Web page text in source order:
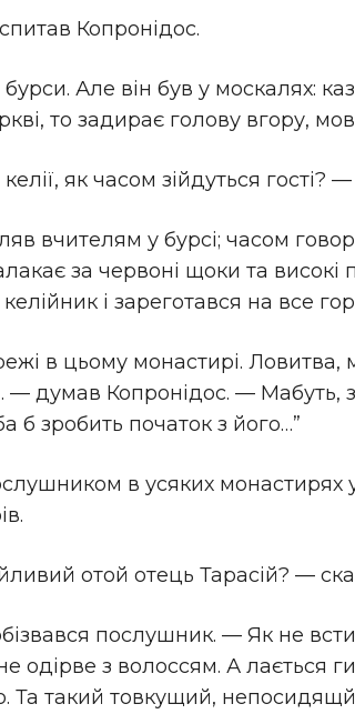
Копронідос.
Але він був у москалях:
то задирає голову вгору,
як часом зійдуться гості?
вчителям у бypci; часом
за червоні щоки та високі
i зареготався на все
в цьому монастирі. Ловитва,
— думав Копронідос. — Мабуть,
б зробить початок з його…”
в усяких монастирях
отой отець Тарасій? —
послушник. — Як не
одірве з волоссям. А лається
такий товкущий, непосидящй,